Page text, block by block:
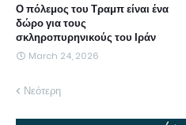
Ο πόλεμος του Τραμπ είναι ένα
δώρο για τους
σκληροπυρηνικούς του Ιράν
March 24, 2026
Νεότερη